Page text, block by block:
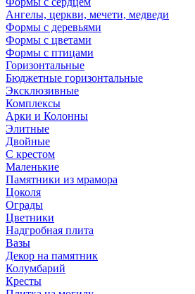
Ангелы, церкви, мечети, медведи
Формы с деревьями
Формы с цветами
Формы с птицами
Горизонтальные
Бюджетные горизонтальные
Эксклюзивные
Комплексы
Арки и Колонны
Элитные
Двойные
С крестом
Маленькие
Памятники из мрамора
Цоколя
Ограды
Цветники
Надгробная плита
Вазы
Декор на памятник
Колумбарий
Кресты